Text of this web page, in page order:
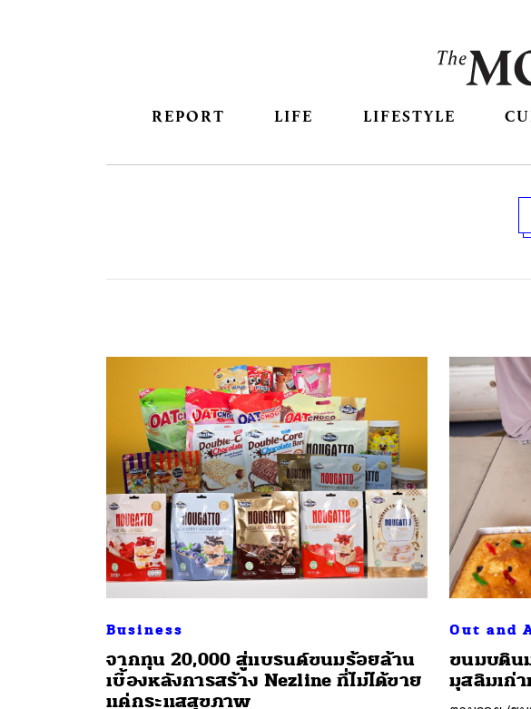
REPORT LIFE LIFESTYLE
Business
จากทุน 20,000 สู่แบรนด์ขนมร้อยล้าน
เบื้องหลังการสร้าง Nezline ที่ไม่ได้ขาย
แค่กระแสสุขภาพ
Out and
ขนมบดิน
มุสลิมเก่